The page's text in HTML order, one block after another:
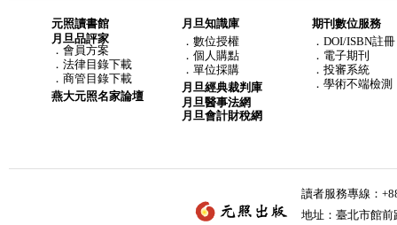
元照讀書館
月旦品評家
． 會員方案
． 法律目錄下載
． 商管目錄下載
燕大元照名家論壇
月旦知識庫
． 數位授權
． 個人購點
． 單位採購
月旦經典裁判庫
月旦醫事法網
月旦會計財稅網
期刊數位服務
．DOI/ISBN註冊
．電子期刊
．投審系統
．學術不端檢測
讀者服務專線：
地址：臺北市館